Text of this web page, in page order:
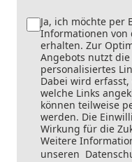
Ja, ich möchte per
Informationen von
erhalten. Zur
Angebots nutzt
personalisiertes
Dabei wird
welche Links
können teilweise
werden. Die
Wirkung für die
Weitere
unseren